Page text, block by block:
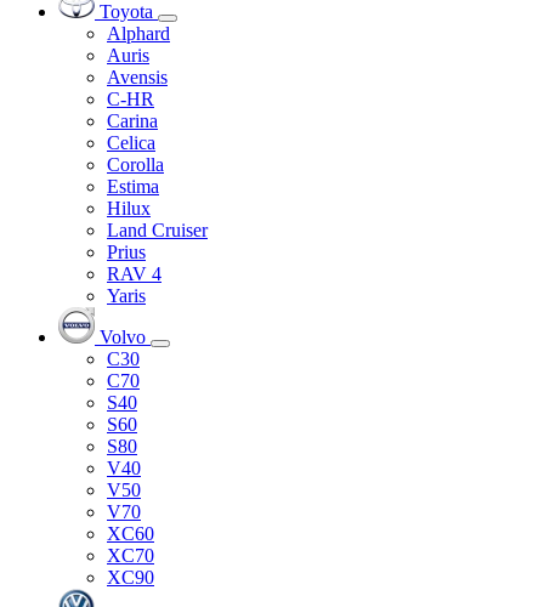
Toyota
Alphard
Auris
Avensis
C-HR
Carina
Celica
Corolla
Estima
Hilux
Land Cruiser
Prius
RAV 4
Yaris
Volvo
C30
C70
S40
S60
S80
V40
V50
V70
XC60
XC70
XC90